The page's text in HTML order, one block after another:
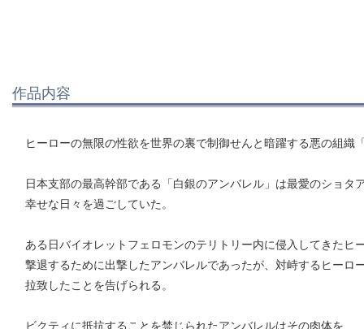
作品内容
ヒーローの無限の性欲を世界の裏で制御せんと暗躍する悪の組織
日本支部の最高幹部である「白銀のアンバレル」は最愛のショタ
幸せな日々を過ごしていた。
ある日バイオレットフェロモンのテリトリー内に侵入してきたヒ
撃退するために出撃したアンバレルであったが、対峙するヒーロ
拉致したことを告げられる。
ビクティに抵抗することを禁じられたアンバレルはその肉体を